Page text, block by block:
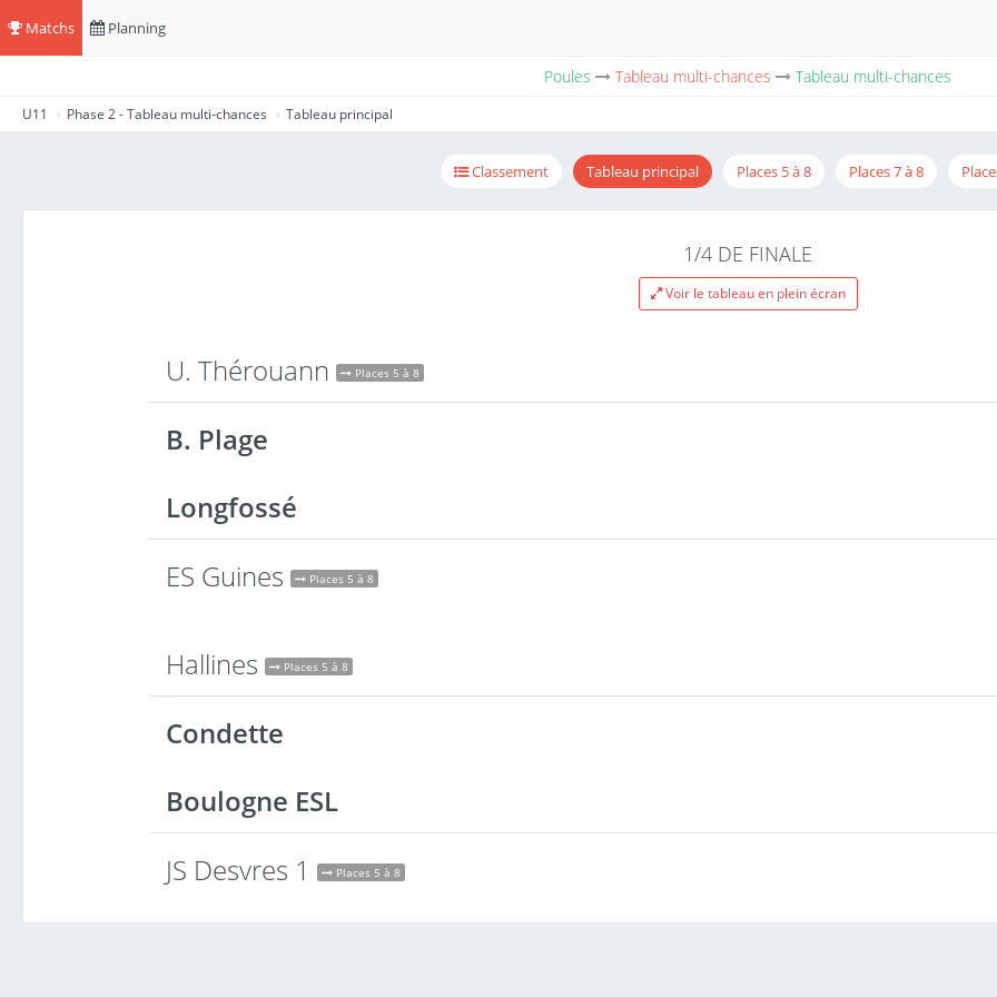
Matchs Planning
Poules Tableau multi-chances Tableau multi-chances
U11 Phase 2 - Tableau multi-chances Tableau principal
Classement Tableau principal Places 5 à 8 Places 7 à 8
1/4 DE FINALE
Voir le tableau en plein écran
U. Thérouann Places 5 à 8
B. Plage
Longfossé
ES Guines
Places 5 à 8
Hallines Places 5 à 8
Condette
Boulogne ESL
JS Desvres 1
Places 5 à 8